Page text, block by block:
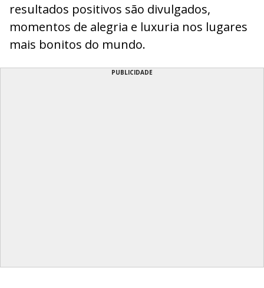
resultados positivos são divulgados,
momentos de alegria e luxuria nos lugares
mais bonitos do mundo.
PUBLICIDADE